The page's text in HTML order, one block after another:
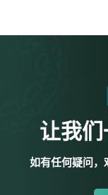
让我
如有任何疑问，